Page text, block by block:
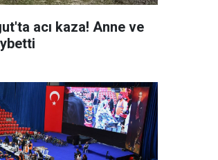
acı kaza! Anne ve